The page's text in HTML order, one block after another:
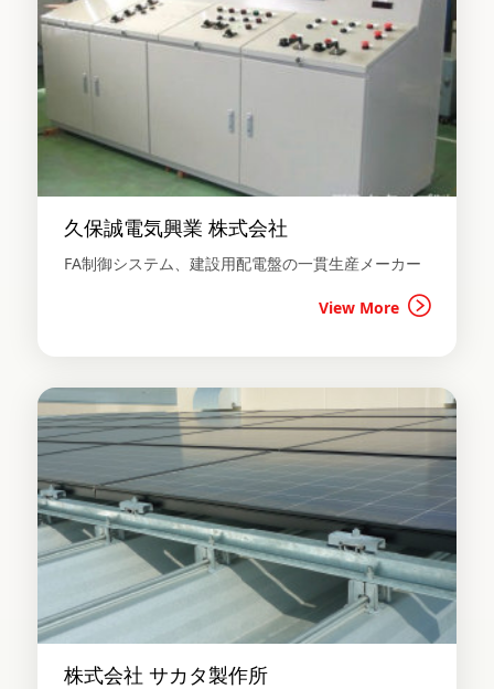
久保誠電気興業 株式会社
FA制御システム、建設用配電盤の一貫生産メーカー
View More
株式会社 サカタ製作所